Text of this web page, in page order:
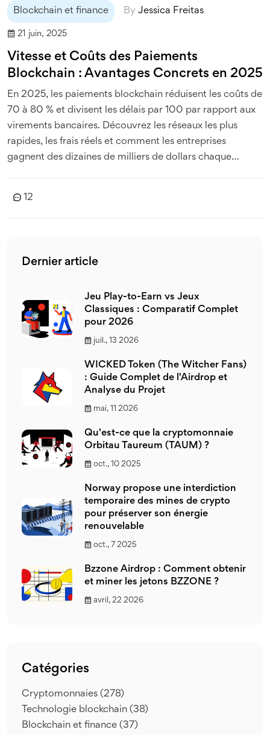
Blockchain et finance By Jessica Freitas
21 juin, 2025
Vitesse et Coûts des Paiements
Blockchain : Avantages Concrets en 2025
En 2025, les paiements blockchain réduisent les coûts de
70 à 80 % et divisent les délais par 100 par rapport aux
virements bancaires. Découvrez les réseaux les plus
rapides, les frais réels et comment les entreprises
gagnent des dizaines de milliers de dollars chaque
12
Dernier article
Jeu Play-to-Earn vs Jeux
Classiques : Comparatif Complet
pour 2026
juil., 13 2026
WICKED Token (The Witcher Fans)
: Guide Complet de l'Airdrop et
Analyse du Projet
mai, 11 2026
Qu'est-ce que la cryptomonnaie
Orbitau Taureum (TAUM) ?
oct., 10 2025
Norway propose une interdiction
temporaire des mines de crypto
pour préserver son énergie
renouvelable
oct., 7 2025
Bzzone Airdrop : Comment obtenir
et miner les jetons BZZONE ?
avril, 22 2026
Catégories
Cryptomonnaies (278)
Technologie blockchain (38)
Blockchain et finance (37)